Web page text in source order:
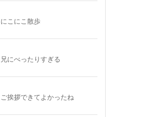
にこにこ散歩
兄にべったりすぎる
ご挨拶できてよかったね